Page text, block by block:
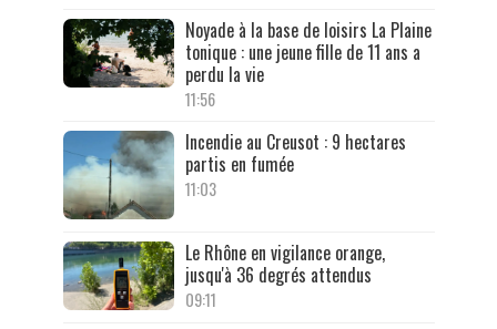
Noyade à la base de loisirs La Plaine
tonique : une jeune fille de 11 ans a
perdu la vie
11:56
Incendie au Creusot : 9 hectares
partis en fumée
11:03
Le Rhône en vigilance orange,
jusqu'à 36 degrés attendus
09:11